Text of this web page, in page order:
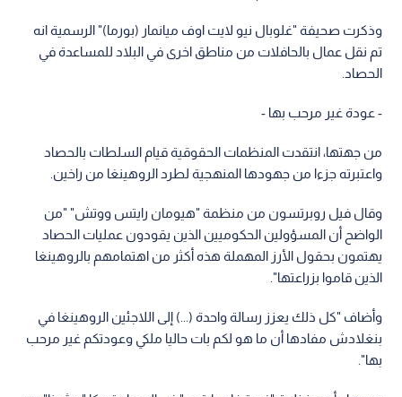
وذكرت صحيفة "غلوبال نيو لايت اوف ميانمار (بورما)" الرسمية انه
تم نقل عمال بالحافلات من مناطق اخرى في البلاد للمساعدة في
الحصاد.
- عودة غير مرحب بها -
من جهتها، انتقدت المنظمات الحقوقية قيام السلطات بالحصاد
واعتبرته جزءا من جهودها المنهجية لطرد الروهينغا من راخين.
وقال فيل روبرتسون من منظمة "هيومان رايتس ووتش" "من
الواضح أن المسؤولين الحكوميين الذين يقودون عمليات الحصاد
يهتمون بحقول الأرز المهملة هذه أكثر من اهتمامهم بالروهينغا
الذين قاموا بزراعتها".
وأضاف "كل ذلك يعزز رسالة واحدة (...) إلى اللاجئين الروهينغا في
بنغلادش مفادها أن ما هو لكم بات حاليا ملكي وعودتكم غير مرحب
بها".